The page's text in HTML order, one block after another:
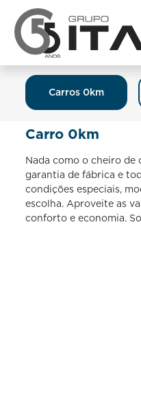
Carros 0km
Carro 0km
Nada como o cheiro
garantia de fábrica e
condições especiais,
escolha. Aproveite as
conforto e economia.